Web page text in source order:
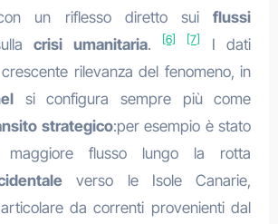
con un riflesso diretto suiflussi
crisi umanitaria. [6] [7]
I dati
rilevanza del fenomeno, in
si configura sempre più come
strategico:per esempio è stato
maggiore flusso lungo la rotta
verso le Isole Canarie,
da correnti provenienti dal